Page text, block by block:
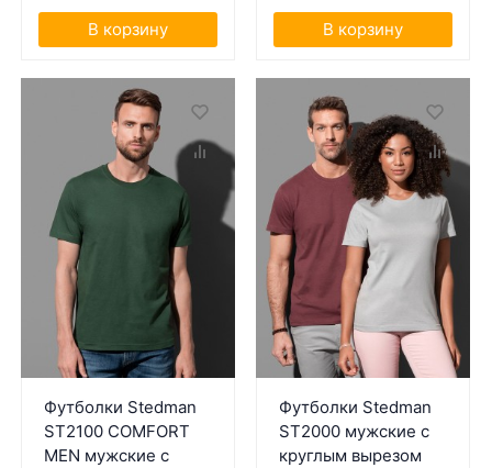
В корзину В корзину
Футболки Stedman
ST2100 COMFORT
MEN мужские с
Футболки Stedman
ST2000 мужские с
круглым вырезом